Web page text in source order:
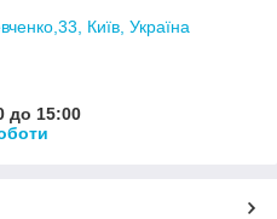
Київ, Україна
до 15:00